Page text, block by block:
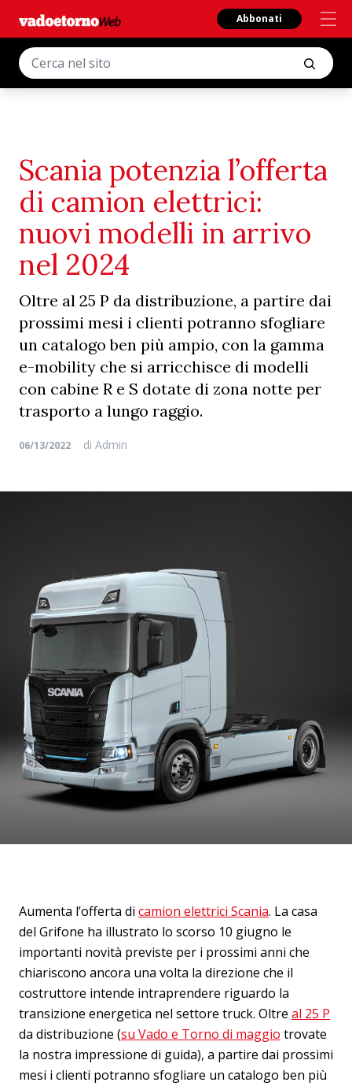
Abbonati
Scania potenzia l’offerta
di camion elettrici:
nuovi modelli in arrivo
nel 2024
Oltre al 25 P da distribuzione, a partire dai
prossimi mesi i clienti potranno sfogliare
un catalogo ben più ampio, con la gamma
e-mobility che si arricchisce di modelli
con cabine R e S dotate di zona notte per
trasporto a lungo raggio.
06/13/2022 di Admin
Aumenta l’offerta di camion elettrici Scania. La casa
del Grifone ha illustrato lo scorso 10 giugno le
importanti novità previste per i prossimi anni che
chiariscono ancora una volta la direzione che il
costruttore intende intraprendere riguardo la
transizione energetica nel settore truck. Oltre al 25 P
da distribuzione (su Vado e Torno di maggio trovate
la nostra impressione di guida), a partire dai prossimi
mesi i clienti potranno sfogliare un catalogo ben più